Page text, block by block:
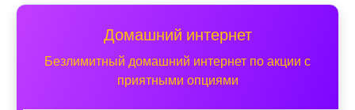
Домашний интернет
Безлимитный домашний интернет по акции с
приятными опциями